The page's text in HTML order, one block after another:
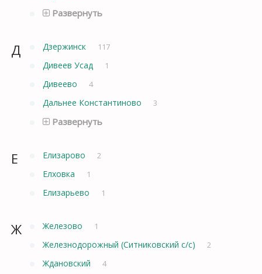
Развернуть
Д Дзержинск 117
Дивеев Усад 1
Дивеево 4
Дальнее Константиново 3
Развернуть
Е Елизарово 2
Елховка 1
Елизарьево 1
Ж Железово 1
Железнодорожный (Ситниковский с/с) 2
Ждановский 4